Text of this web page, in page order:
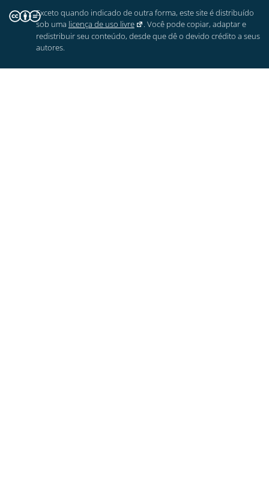
Exceto quando indicado de outra forma, este site é distribuído
sob uma licença de uso livre
. Você pode copiar, adaptar e
redistribuir seu conteúdo, desde que dê o devido crédito a seus
autores.